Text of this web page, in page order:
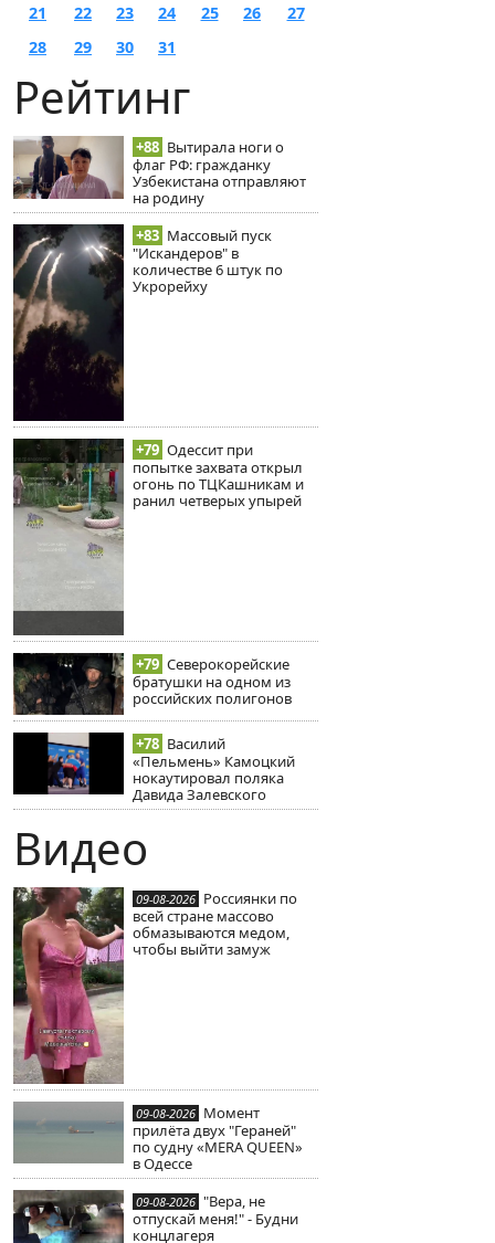
21
22 23 24 25 26
27
28
29 30 31
Рейтинг
+88 Вытирала ноги о
флаг РФ: гражданку
Узбекистана отправляют
на родину
+83 Массовый пуск
"Искандеров" в
количестве 6 штук по
Укрорейху
+79 Одессит при
попытке захвата открыл
огонь по ТЦКашникам и
ранил четверых упырей
+79 Северокорейские
братушки на одном из
российских полигонов
+78 Василий
«Пельмень» Камоцкий
нокаутировал поляка
Давида Залевского
Видео
09-08-2026 Россиянки по
всей стране массово
обмазываются медом,
чтобы выйти замуж
09-08-2026 Момент
прилёта двух "Гераней"
по судну «MERA QUEEN»
в Одессе
09-08-2026 "Вера, не
отпускай меня!" - Будни
концлагеря